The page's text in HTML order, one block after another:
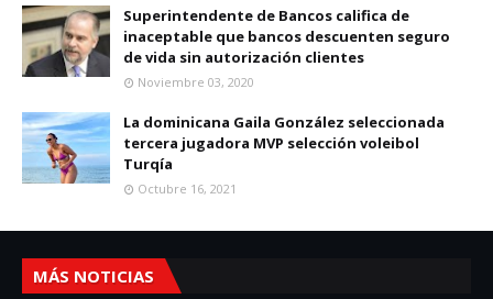
Superintendente de Bancos califica de
inaceptable que bancos descuenten seguro
de vida sin autorización clientes
Noviembre 03, 2020
La dominicana Gaila González seleccionada
tercera jugadora MVP selección voleibol
Turqía
Octubre 16, 2021
MÁS NOTICIAS